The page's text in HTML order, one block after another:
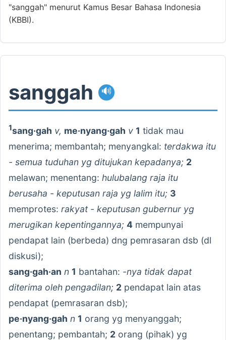
"sanggah" menurut Kamus Besar Bahasa Indonesia
(KBBI).
sanggah 🔊
1sang·gah v, me·nyang·gah v 1 tidak mau
menerima; membantah; menyangkal: terdakwa itu
- semua tuduhan yg ditujukan kepadanya; 2
melawan; menentang: hulubalang raja itu
berusaha - keputusan raja yg lalim itu; 3
memprotes: rakyat - keputusan gubernur yg
merugikan kepentingannya; 4 mempunyai
pendapat lain (berbeda) dng pemrasaran dsb (dl
diskusi);
sang·gah·an n 1 bantahan: -nya tidak dapat
diterima oleh pengadilan; 2 pendapat lain atas
pendapat (pemrasaran dsb);
pe·nyang·gah n 1 orang yg menyanggah;
penentang; pembantah; 2 orang (pihak) yg